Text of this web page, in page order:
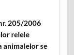
205/2006
relele
animalelor se